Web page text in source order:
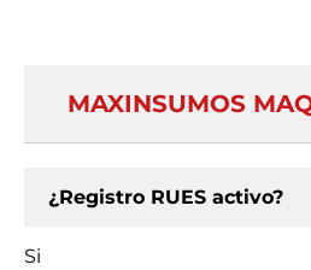
MAXINSUMOS
¿Registro RUES activo?
Si